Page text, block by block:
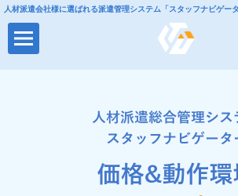
人材派遣会社様に選ばれる派遣管理システム「スタッフナビゲー